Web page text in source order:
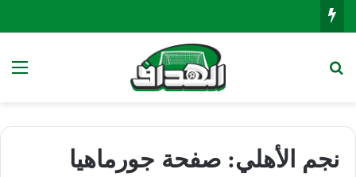
نجم الأهلي: صفحة جورماهيا